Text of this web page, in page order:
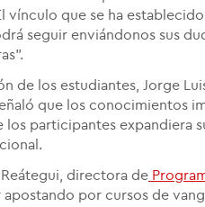
vínculo que se ha
seguir enviándonos sus
de los estudiantes, Jorge
que los conocimientos
los participantes expandiera
Reátegui, directora de
apostando por cursos de